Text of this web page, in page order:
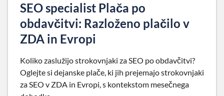
SEO specialist Plača po
obdavčitvi: Razloženo plačilo v
ZDA in Evropi
Koliko zaslužijo strokovnjaki za SEO po obdavčitvi?
Oglejte si dejanske plače, ki jih prejemajo strokovnjaki
za SEO v ZDA in Evropi, s kontekstom mesečnega